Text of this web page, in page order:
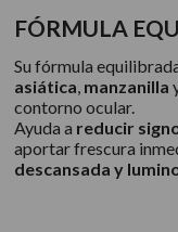
FÓRMULA
Su fórmula
asiática, manzanilla
contorno ocular.
Ayuda a reducir
aportar frescura
descansada y